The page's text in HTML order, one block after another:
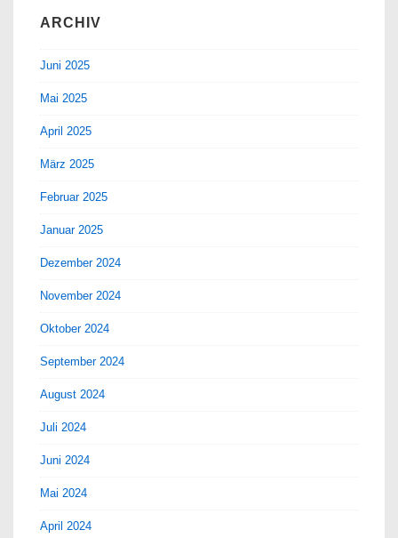
ARCHIV
Juni 2025
Mai 2025
April 2025
März 2025
Februar 2025
Januar 2025
Dezember 2024
November 2024
Oktober 2024
September 2024
August 2024
Juli 2024
Juni 2024
Mai 2024
April 2024